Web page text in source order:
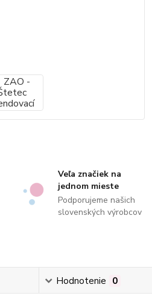
Veľa značiek na
jednom mieste
Podporujeme našich
slovenských výrobcov
Hodnotenie 0